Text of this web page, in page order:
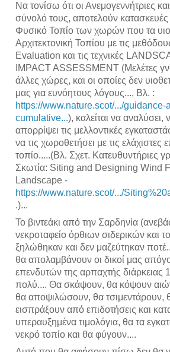
Να τονίσω ότι οι Ανεμογεννήτριες
σύνολό τους, αποτελούν κατασκευές
Φυσικό Τοπίο των χωρών που τα
Αρχιτεκτονική Τοπίου με τις
Evaluation και τις τεχνικές
IMPACT ASSESSMENT (Μελέτες
άλλες χώρες, και οι οποίες δεν
μας για ευνόητους λόγους..., Βλ. :
https://www.nature.scot/.../guidance-
cumulative...), καλείται να αναλύσει,
απορρίψει τις μελλοντικές
να τις χωροθετήσει με τις ελάχιστες
τοπίο.....(Βλ. Σχετ. Κατευθυντήριες
Σκωτία: Siting and Designing Wind
Landscape -
https://www.nature.scot/.../
.)...
Το βιντεάκι από την Σαρδηνία
νεκροταφείο όρθιων σιδερικών και
ξηλώθηκαν και δεν μαζεύτηκαν
θα απολαμβάνουν οι δικοί μας
επενδυτών της αρπαχτής διάρκειας
πολύ.... Θα σκάψουν, θα κόψουν
θα αποψιλώσουν, θα
εισπράξουν από επιδοτήσεις και
υπεραυξημένα τιμολόγια, θα τα
νεκρό τοπίο και θα φύγουν....